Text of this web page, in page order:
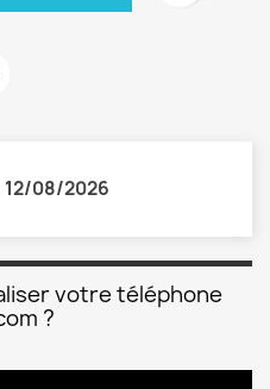
12/08/2026
votre téléphone
?